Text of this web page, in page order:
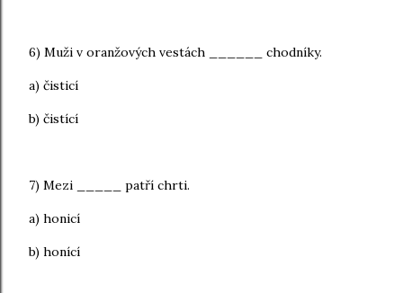
6) Muži v oranžových vestách ______ chodníky.
a) čisticí
b) čistící
7) Mezi _____ patří chrti.
a) honicí
b) honící